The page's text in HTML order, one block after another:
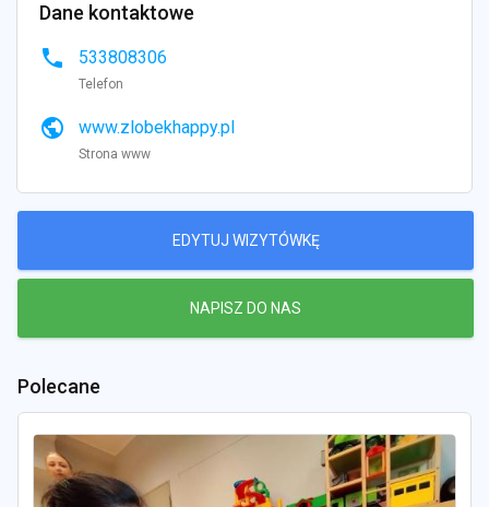
Dane kontaktowe
phone 533808306
Telefon
public www.zlobekhappy.pl
Strona www
EDYTUJ WIZYTÓWKĘ
NAPISZ DO NAS
Polecane